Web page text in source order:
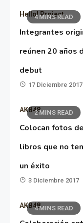
4 MINS READ
Hello! Project
Integrantes
reúnen 20 años
debut
17 Diciembre 2017
2 MINS READ
AKB48
Colocan fotos
libros que no
un éxito
3 Diciembre 2017
4 MINS READ
AKB48